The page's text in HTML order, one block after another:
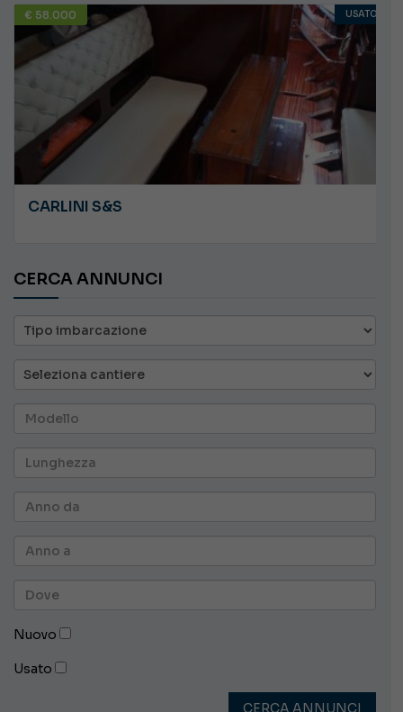
€ 58.000 USATO
CARLINI S&S
CERCA ANNUNCI
Nuovo
Usato
CERCA ANNUNCI